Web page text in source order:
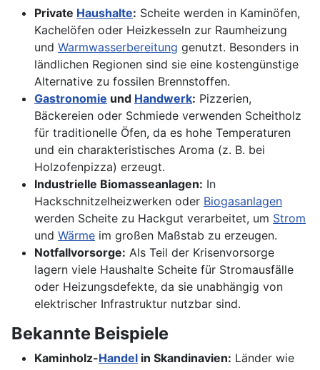
Private Haushalte: Scheite werden in Kaminöfen,
Kachelöfen oder Heizkesseln zur Raumheizung
und Warmwasserbereitung genutzt. Besonders in
ländlichen Regionen sind sie eine kostengünstige
Alternative zu fossilen Brennstoffen.
Gastronomie und Handwerk: Pizzerien,
Bäckereien oder Schmiede verwenden Scheitholz
für traditionelle Öfen, da es hohe Temperaturen
und ein charakteristisches Aroma (z. B. bei
Holzofenpizza) erzeugt.
Industrielle Biomasseanlagen: In
Hackschnitzelheizwerken oder Biogasanlagen
werden Scheite zu Hackgut verarbeitet, um Strom
und Wärme im großen Maßstab zu erzeugen.
Notfallvorsorge: Als Teil der Krisenvorsorge
lagern viele Haushalte Scheite für Stromausfälle
oder Heizungsdefekte, da sie unabhängig von
elektrischer Infrastruktur nutzbar sind.
Bekannte Beispiele
Kaminholz-Handel in Skandinavien: Länder wie